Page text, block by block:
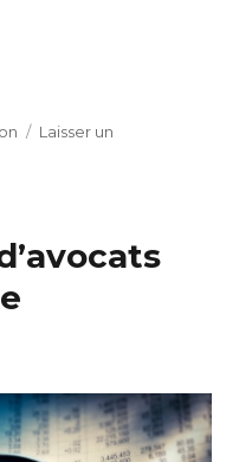
Laisser un